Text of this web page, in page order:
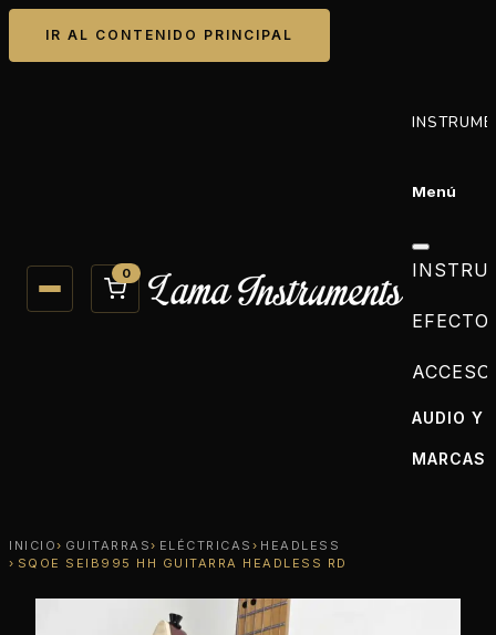
IR AL CONTENIDO PRINCIPAL
0
Menú
AUDIO Y
MARCAS
INICIO GUITARRAS ELÉCTRICAS
HEADLESS
SQOE SEIB995 HH GUITARRA HEADLESS RD